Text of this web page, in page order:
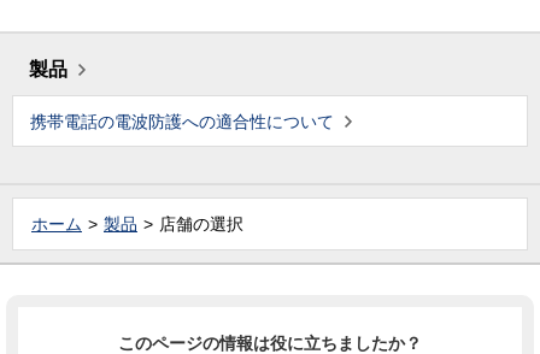
製品
携帯電話の電波防護への適合性について
ホーム 製品 店舗の選択
このページの情報は役に立ちましたか？